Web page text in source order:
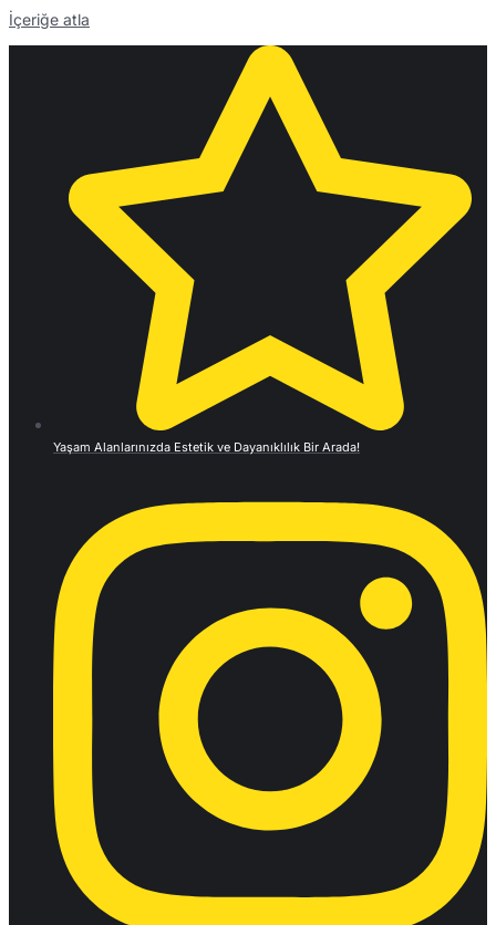
İçeriğe atla
Yaşam Alanlarınızda Estetik ve Dayanıklılık Bir Arada!